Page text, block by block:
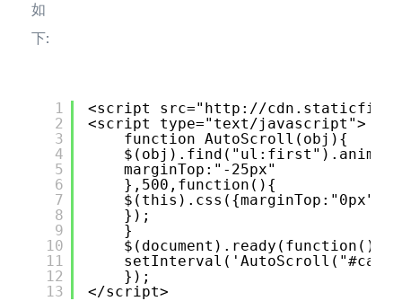
如
下:
1
2
3
4
5
6
7
8
9
10
11
12
13
<script src=" http://
<script type="text/javascript">
function AutoScroll(obj){
marginTop:"-25px"
},500,function(){
});
}
$(document).ready(function(){
});
</script>